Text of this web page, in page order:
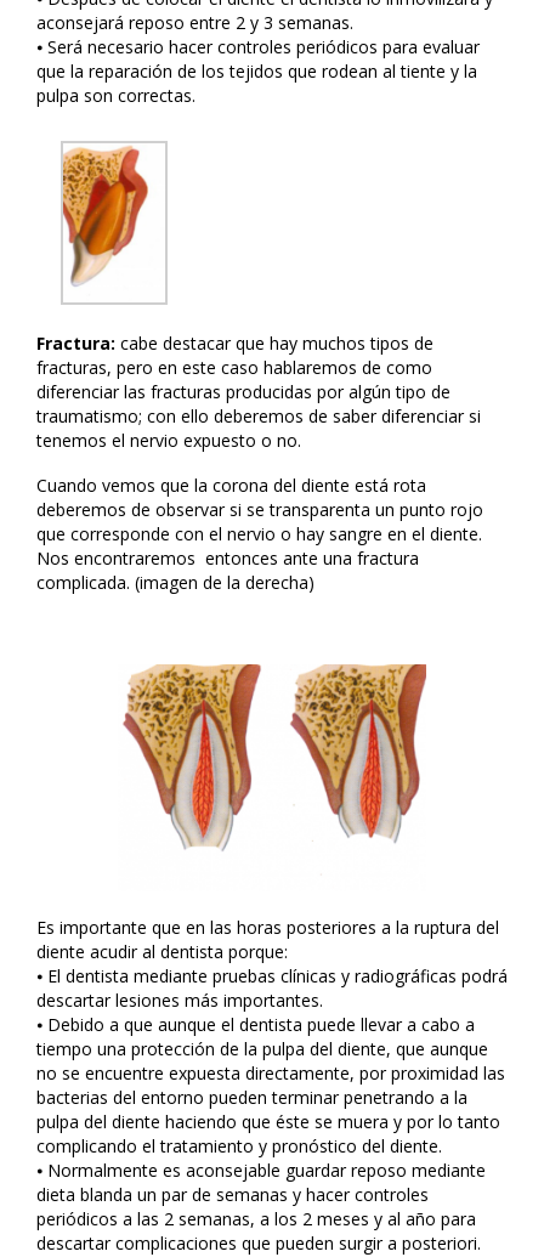
aconsejará reposo entre 2 y 3 semanas.
⦁ Será necesario hacer controles periódicos para evaluar
que la reparación de los tejidos que rodean al tiente y la
pulpa son correctas.
Fractura: cabe destacar que hay muchos tipos de
fracturas, pero en este caso hablaremos de como
diferenciar las fracturas producidas por algún tipo de
traumatismo; con ello deberemos de saber diferenciar si
tenemos el nervio expuesto o no.
Cuando vemos que la corona del diente está rota
deberemos de observar si se transparenta un punto rojo
que corresponde con el nervio o hay sangre en el diente.
Nos encontraremos entonces ante una fractura
complicada. (imagen de la derecha)
Es importante que en las horas posteriores a la ruptura del
diente acudir al dentista porque:
⦁ El dentista mediante pruebas clínicas y radiográficas podrá
descartar lesiones más importantes.
⦁ Debido a que aunque el dentista puede llevar a cabo a
tiempo una protección de la pulpa del diente, que aunque
no se encuentre expuesta directamente, por proximidad las
bacterias del entorno pueden terminar penetrando a la
pulpa del diente haciendo que éste se muera y por lo tanto
complicando el tratamiento y pronóstico del diente.
⦁ Normalmente es aconsejable guardar reposo mediante
dieta blanda un par de semanas y hacer controles
periódicos a las 2 semanas, a los 2 meses y al año para
descartar complicaciones que pueden surgir a posteriori.